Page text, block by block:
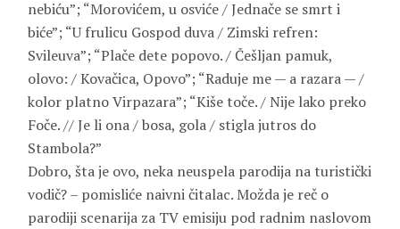
nebiću”; “Morovićem, u osviće / Jednače se smrt i
biće”; “U frulicu Gospod duva / Zimski refren:
Svileuva”; “Plače dete popovo. / Češljan pamuk,
olovo: / Kovačica, Opovo”; “Raduje me — a razara — /
kolor platno Virpazara”; “Kiše toče. / Nije lako preko
Foče. // Je li ona / bosa, gola / stigla jutros do
Stambola?”
Dobro, šta je ovo, neka neuspela parodija na turistički
vodič? – pomisliće naivni čitalac. Možda je reč o
parodiji scenarija za TV emisiju pod radnim naslovom